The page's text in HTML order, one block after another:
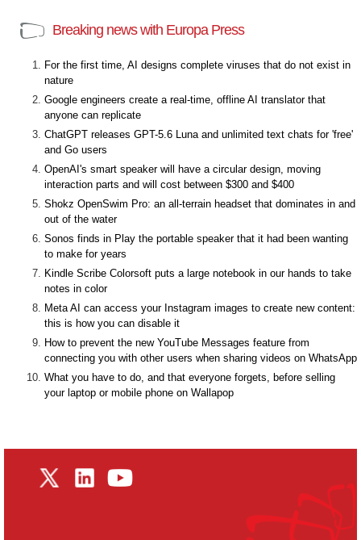
Breaking news with Europa Press
For the first time, AI designs complete viruses that do not exist in
nature
Google engineers create a real-time, offline AI translator that
anyone can replicate
ChatGPT releases GPT-5.6 Luna and unlimited text chats for 'free'
and Go users
OpenAI's smart speaker will have a circular design, moving
interaction parts and will cost between $300 and $400
Shokz OpenSwim Pro: an all-terrain headset that dominates in and
out of the water
Sonos finds in Play the portable speaker that it had been wanting
to make for years
Kindle Scribe Colorsoft puts a large notebook in our hands to take
notes in color
Meta AI can access your Instagram images to create new content:
this is how you can disable it
How to prevent the new YouTube Messages feature from
connecting you with other users when sharing videos on WhatsApp
What you have to do, and that everyone forgets, before selling
your laptop or mobile phone on Wallapop